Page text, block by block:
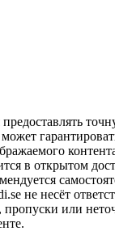
предоставлять
в открытом
не несёт
или